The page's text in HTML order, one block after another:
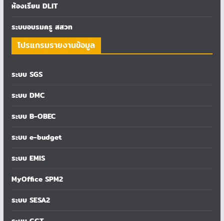
ห้องเรียน DLIT
ระบบอบรมครู สสวท
โปรแกรมรายงานข้อมูล
ระบบ SGS
ระบบ DMC
ระบบ B-OBEC
ระบบ e-budget
ระบบ EMIS
MyOffice SPM2
ระบบ SESA2